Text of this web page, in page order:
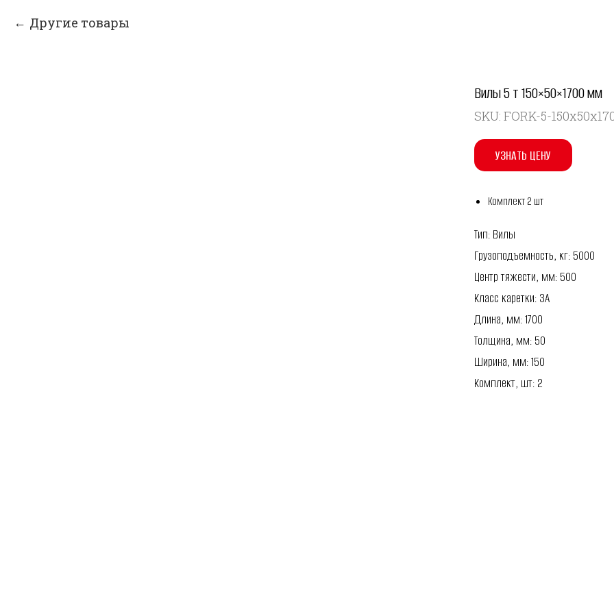
Другие товары
Вилы 5 т 150×50×1700 мм
SKU: FORK-5-
УЗНАТЬ ЦЕНУ
Комплект 2 шт
Тип: Вилы
Грузоподъемность, кг: 5000
Центр тяжести, мм: 500
Класс каретки: 3A
Длина, мм: 1700
Толщина, мм: 50
Ширина, мм: 150
Комплект, шт: 2